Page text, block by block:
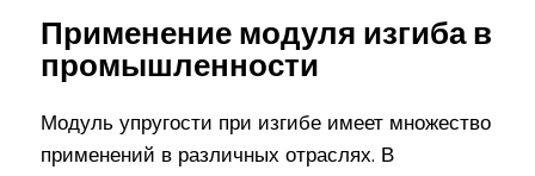
Применение модуля изгиба в
промышленности
Модуль упругости при изгибе имеет множество
применений в различных отраслях. В